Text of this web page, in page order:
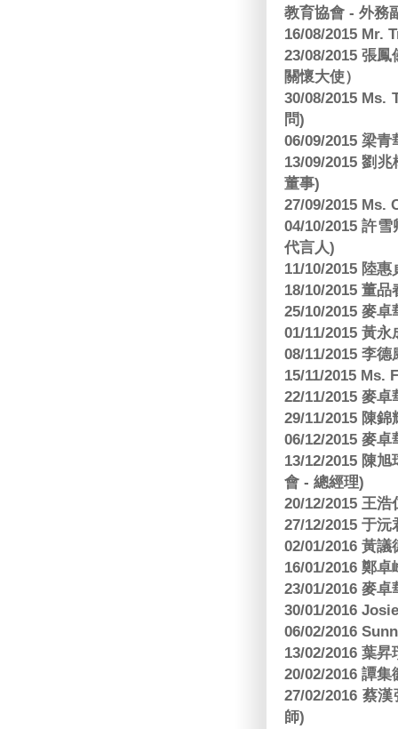
教育協會 - 外務
16/08/2015 Mr.
23/08/2015 張
關懷大使）
30/08/2015 Ms.
問)
06/09/2015 梁
13/09/2015 劉
董事)
27/09/2015 Ms.
04/10/2015 許
代言人)
11/10/2015 陸
18/10/2015 董
25/10/2015 麥
01/11/2015 黃
08/11/2015 李
15/11/2015 Ms.
22/11/2015 麥
29/11/2015 陳
06/12/2015 麥
13/12/2015 陳
會 - 總經理)
20/12/2015 王
27/12/2015 于
02/01/2016 黃
16/01/2016 鄭
23/01/2016 麥
30/01/2016
06/02/2016
13/02/2016 葉
20/02/2016 譚
27/02/2016 蔡
師)